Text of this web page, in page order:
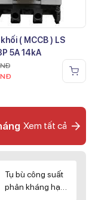
( MCCB ) LS
5A 14kA
Xem tất cả
Tụ bù công suất
phản kháng hạ